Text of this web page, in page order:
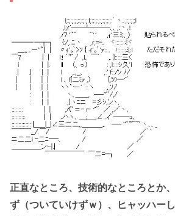
正直なところ、技術的なところとか
ず（ついていけずｗ）、ヒャッハー